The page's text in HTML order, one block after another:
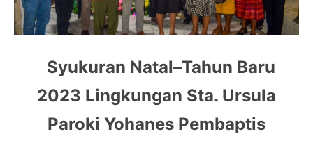
Syukuran Natal–Tahun Baru
2023 Lingkungan Sta. Ursula
Paroki Yohanes Pembaptis